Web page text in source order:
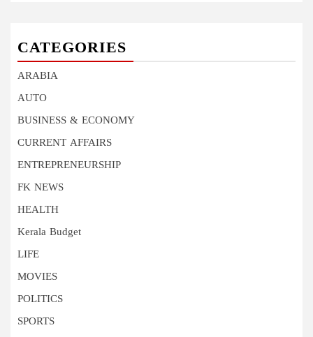
CATEGORIES
ARABIA
AUTO
BUSINESS & ECONOMY
CURRENT AFFAIRS
ENTREPRENEURSHIP
FK NEWS
HEALTH
Kerala Budget
LIFE
MOVIES
POLITICS
SPORTS